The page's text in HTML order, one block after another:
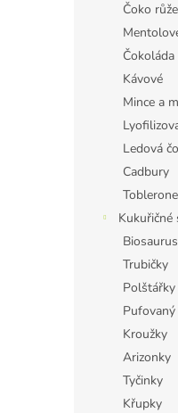
Čoko růže
Kávové
Mince a
Ledová
Cadbury
Toblerone
Biosaurus
Trubičky
Polštářky
Pufovaný
Kroužky
Arizonky
Tyčinky
Křupky